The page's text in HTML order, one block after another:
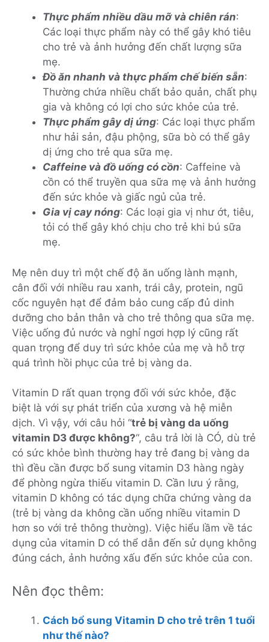
Thực phẩm nhiều dầu mỡ và chiên rán:
Các loại thực phẩm này có thể gây khó tiêu
cho trẻ và ảnh hưởng đến chất lượng sữa
mẹ.
Đồ ăn nhanh và thực phẩm chế biến sẵn:
Thường chứa nhiều chất bảo quản, chất phụ
gia và không có lợi cho sức khỏe của trẻ.
Thực phẩm gây dị ứng: Các loại thực phẩm
như hải sản, đậu phộng, sữa bò có thể gây
dị ứng cho trẻ qua sữa mẹ.
Caffeine và đồ uống có cồn: Caffeine và
cồn có thể truyền qua sữa mẹ và ảnh hưởng
đến sức khỏe và giấc ngủ của trẻ.
Gia vị cay nóng: Các loại gia vị như ớt, tiêu,
tỏi có thể gây khó chịu cho trẻ khi bú sữa
mẹ.
Mẹ nên duy trì một chế độ ăn uống lành mạnh,
cân đối với nhiều rau xanh, trái cây, protein, ngũ
cốc nguyên hạt để đảm bảo cung cấp đủ dinh
dưỡng cho bản thân và cho trẻ thông qua sữa mẹ.
Việc uống đủ nước và nghỉ ngơi hợp lý cũng rất
quan trọng để duy trì sức khỏe của mẹ và hỗ trợ
quá trình hồi phục của trẻ bị vàng da.
Vitamin D rất quan trọng đối với sức khỏe, đặc
biệt là với sự phát triển của xương và hệ miễn
dịch. Vì vậy, với câu hỏi “trẻ bị vàng da uống
vitamin D3 được không?“, câu trả lời là CÓ, dù trẻ
có sức khỏe bình thường hay trẻ đang bị vàng da
thì đều cần được bổ sung vitamin D3 hàng ngày
để phòng ngừa thiếu vitamin D. Cần lưu ý rằng,
vitamin D không có tác dụng chữa chứng vàng da
(trẻ bị vàng da không cần uống nhiều vitamin D
hơn so với trẻ thông thường). Việc hiểu lầm về tác
dụng của vitamin D có thể dẫn đến sử dụng không
đúng cách, ảnh hưởng xấu đến sức khỏe của con.
Nên đọc thêm:
Cách bổ sung Vitamin D cho trẻ trên 1 tuổi
như thế nào?